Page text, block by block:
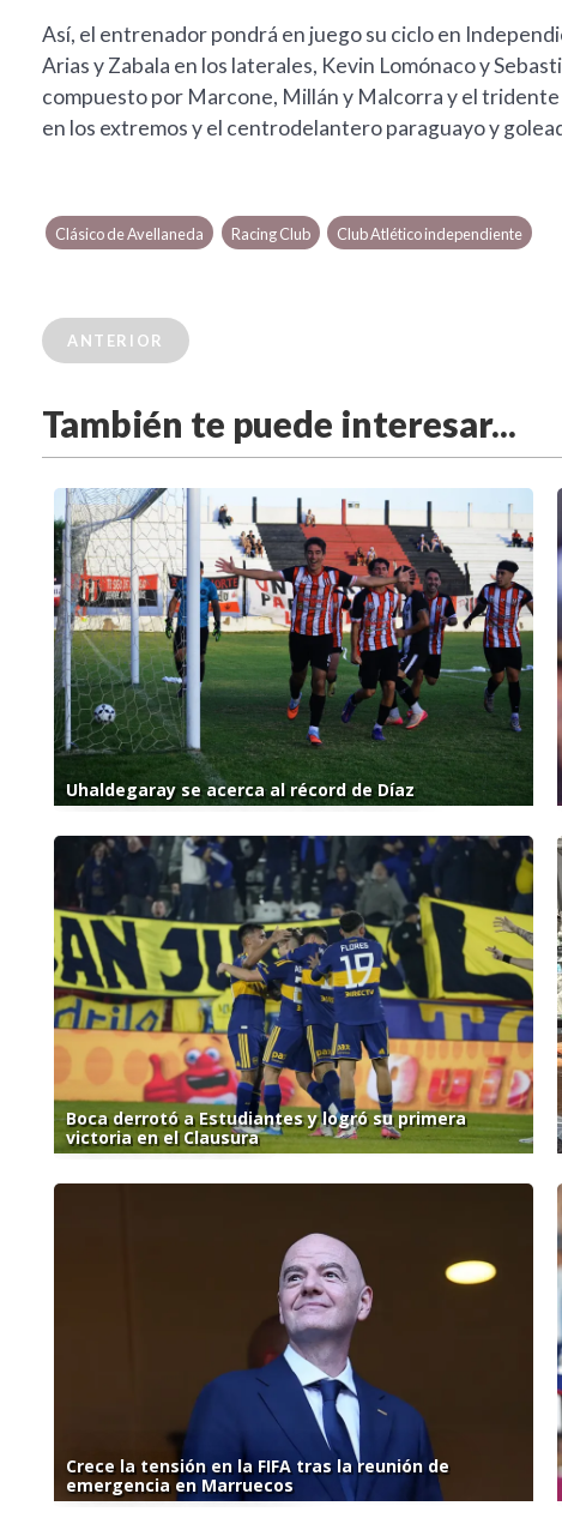
Así, el entrenador pondrá en juego su ciclo en
Arias y Zabala en los laterales, Kevin Lomónaco y
compuesto por Marcone, Millán y Malcorra y el
en los extremos y el centrodelantero paraguayo y
Clásico de Avellaneda Racing Club Club Atlético independiente
ANTERIOR
También te puede interesar...
Uhaldegaray se acerca al récord de Díaz
Boca derrotó a Estudiantes y logró su primera
victoria en el Clausura
Crece la tensión en la FIFA tras la reunión de
emergencia en Marruecos